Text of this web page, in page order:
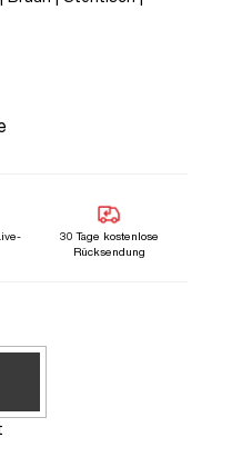
30 Tage kostenlose
Rücksendung